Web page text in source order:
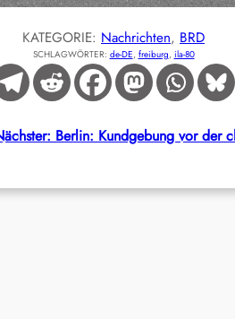
KATEGORIE: Nachrichten, BRD
SCHLAGWÖRTER: de-DE, freiburg, ila-80
Berlin: Kundgebung vor der